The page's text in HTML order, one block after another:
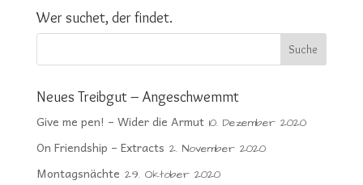
Wer suchet, der findet.
Neues Treibgut – Angeschwemmt
Give me pen! – Wider die Armut 10. Dezember 2020
On Friendship – Extracts 2. November 2020
Montagsnächte 29. Oktober 2020